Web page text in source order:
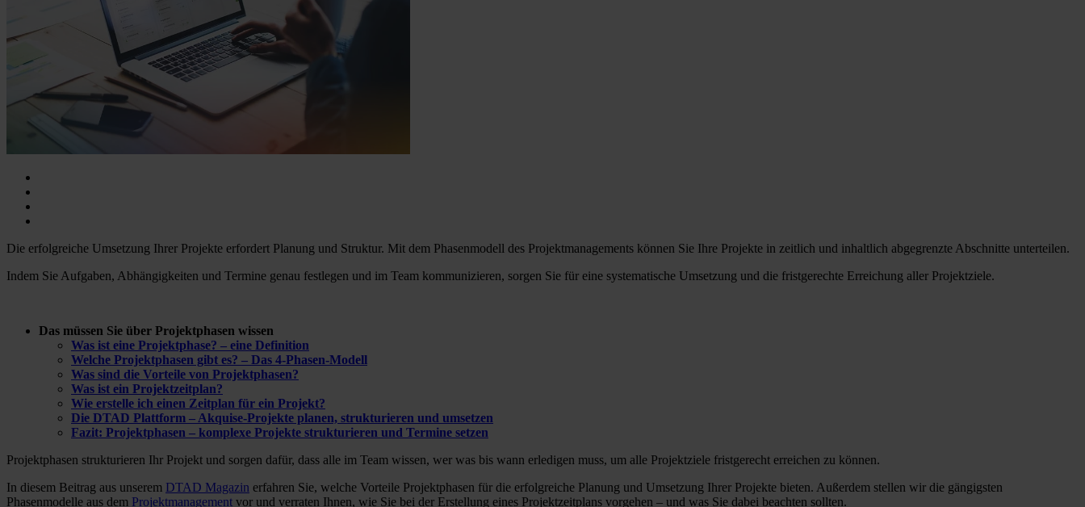
Die erfolgreiche Umsetzung Ihrer Projekte erfordert Planung und Struktur. Mit dem Phasenmodell des Projektmanagements können Sie Ihre Projekte in zeitlich und inhaltlich abgegrenzte Abschnitte unterteilen.
Indem Sie Aufgaben, Abhängigkeiten und Termine genau festlegen und im Team kommunizieren, sorgen Sie für eine systematische Umsetzung und die fristgerechte Erreichung aller Projektziele.
Das müssen Sie über Projektphasen wissen
Was ist eine Projektphase? – eine Definition
Welche Projektphasen gibt es? – Das 4-Phasen-Modell
Was sind die Vorteile von Projektphasen?
Was ist ein Projektzeitplan?
Wie erstelle ich einen Zeitplan für ein Projekt?
Die DTAD Plattform – Akquise-Projekte planen, strukturieren und umsetzen
Fazit: Projektphasen – komplexe Projekte strukturieren und Termine setzen
Projektphasen strukturieren Ihr Projekt und sorgen dafür, dass alle im Team wissen, wer was bis wann erledigen muss, um alle Projektziele fristgerecht erreichen zu können.
In diesem Beitrag aus unserem DTAD Magazin erfahren Sie, welche Vorteile Projektphasen für die erfolgreiche Planung und Umsetzung Ihrer Projekte bieten. Außerdem stellen wir die gängigsten
Phasenmodelle aus dem Projektmanagement vor und verraten Ihnen, wie Sie bei der Erstellung eines Projektzeitplans vorgehen – und was Sie dabei beachten sollten.